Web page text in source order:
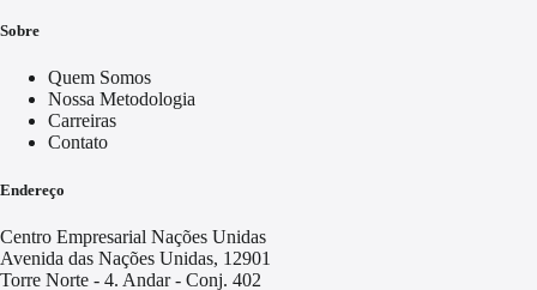
Sobre
Quem Somos
Nossa Metodologia
Carreiras
Contato
Endereço
Centro Empresarial Nações Unidas
Avenida das Nações Unidas, 12901
Torre Norte - 4. Andar - Conj. 402